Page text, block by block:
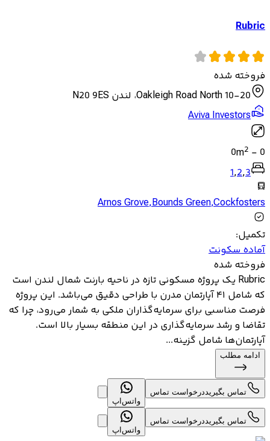
Rubric
فروخته شده
10-20 Oakleigh Road North، لندن N20 9ES
Aviva Investors
0
-
0m2
1,2,3
Arnos Grove,Bounds Green,Cockfosters
تکمیل:
آماده سکونت
فروخته شده
Rubric یک پروژه مسکونی تازه در ناحیه بارنت شمال لندن است
که شامل ۴۱ آپارتمان مدرن با طراحی دقیق می‌باشد. این پروژه
فرصت مناسبی برای سرمایه‌گذاران ملکی به شمار می‌رود، چرا که
تقاضا و رشد سرمایه‌گذاری در این منطقه بسیار بالا است.
آپارتمان‌ها شامل گزینه...
ادامه مطلب
تماس بگیرید درخواست تماس
واتس‌اپ
تماس بگیرید درخواست تماس
واتس‌اپ